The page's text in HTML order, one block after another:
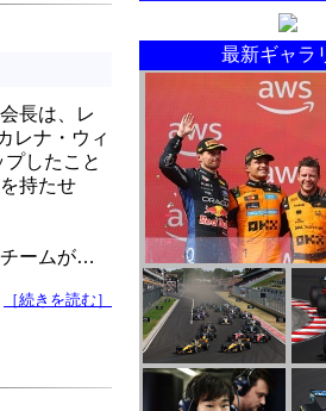
長は、レ
レナ・ウィ
プしたこと
持たせ
チームが…
［続きを読む］
最新ギャラ